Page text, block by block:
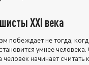
XXI века
побеждает не тогда,
умнее
человек начинает